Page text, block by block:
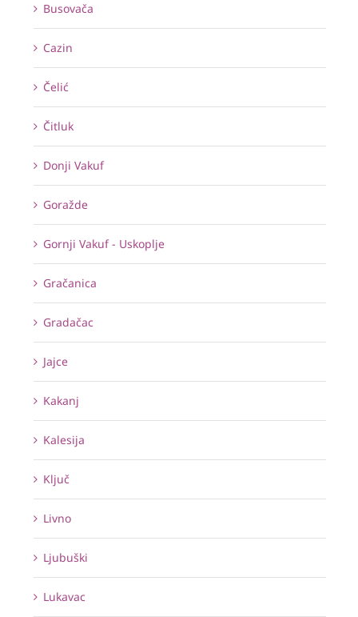
Busovača
Cazin
Čelić
Čitluk
Donji Vakuf
Goražde
Gornji Vakuf - Uskoplje
Gračanica
Gradačac
Jajce
Kakanj
Kalesija
Ključ
Livno
Ljubuški
Lukavac